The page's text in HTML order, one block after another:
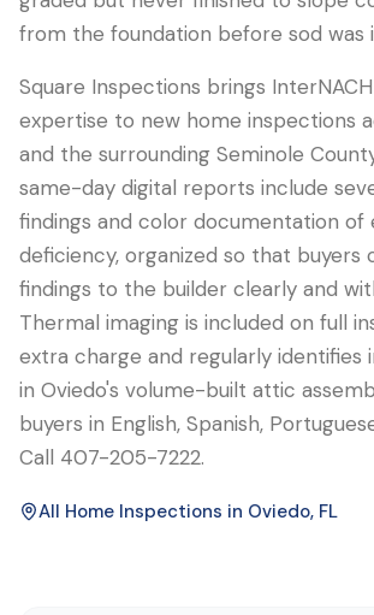
from the foundation before sod was
Square Inspections brings
expertise to new home inspections
and the surrounding Seminole
same-day digital reports include
findings and color documentation of
deficiency, organized so that buyers
findings to the builder clearly and
Thermal imaging is included on full
extra charge and regularly identifies
in Oviedo's volume-built attic
buyers in English, Spanish,
Call 407-205-7222.
All Home Inspections in Oviedo, FL